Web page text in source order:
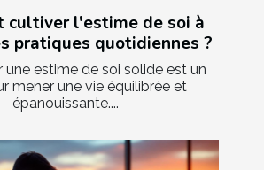
cultiver l'estime de soi à
pratiques quotidiennes ?
une estime de soi solide est un
mener une vie équilibrée et
épanouissante....